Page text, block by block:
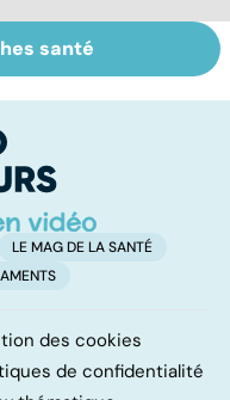
santé
LE MAG DE LA SANTÉ
des cookies
de confidentialité